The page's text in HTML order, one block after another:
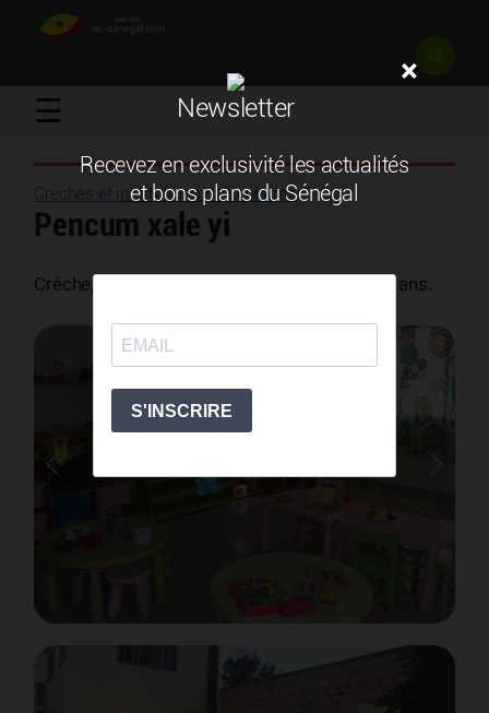
☰
Crèches et institutions préscolaires/
Pencum xale yi
Crêche, maternelle et garderie. De 3 mois à 6 ans.
×
Newsletter
Recevez en exclusivité les actualités
et bons plans du Sénégal